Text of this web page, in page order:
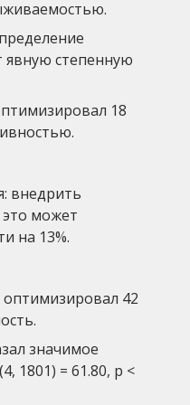
явную степенную
18
внедрить
может
на 13%.
42
значимое
1801) = 61.80, p <